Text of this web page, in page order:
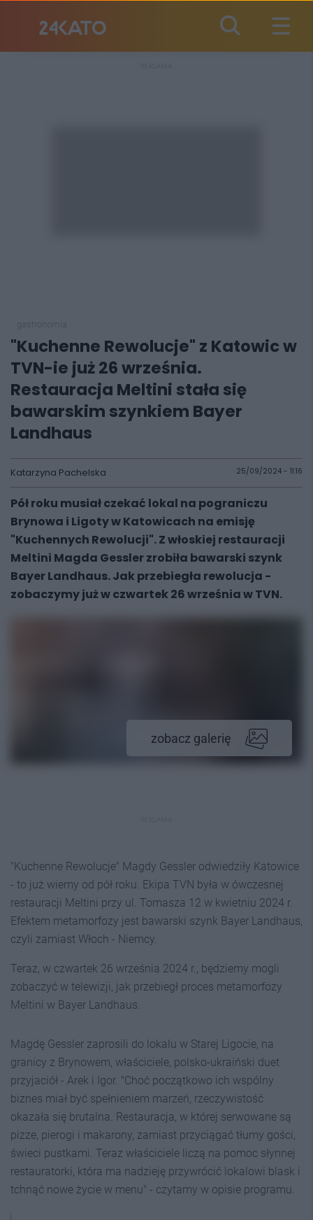
"Kuchenne Rewolucje" z Katowic w
TVN-ie już 26 września.
Restauracja Meltini stała się
bawarskim szynkiem Bayer
Landhaus
Katarzyna Pachelska 25/09/2024 - 11:16
Pół roku musiał czekać lokal na pograniczu
Brynowa i Ligoty w Katowicach na emisję
"Kuchennych Rewolucji". Z włoskiej restauracji
Meltini Magda Gessler zrobiła bawarski szynk
Bayer Landhaus. Jak przebiegła rewolucja -
zobaczymy już w czwartek 26 września w TVN.
zobacz galerię
"Kuchenne Rewolucje" Magdy Gessler odwiedziły Katowice
- to już wiemy od pół roku. Ekipa TVN była w ówczesnej
restauracji Meltini przy ul. Tomasza 12 w kwietniu 2024 r.
Efektem metamorfozy jest bawarski szynk Bayer Landhaus,
czyli zamiast Włoch - Niemcy.
Teraz, w czwartek 26 września 2024 r., będziemy mogli
zobaczyć w telewizji, jak przebiegł proces metamorfozy
Meltini w Bayer Landhaus.
Magdę Gessler zaprosili do lokalu w Starej Ligocie, na
granicy z Brynowem, właściciele, polsko-ukraiński duet
przyjaciół - Arek i Igor. "Choć początkowo ich wspólny
biznes miał być spełnieniem marzeń, rzeczywistość
okazała się brutalna. Restauracja, w której serwowane są
pizze, pierogi i makarony, zamiast przyciągać tłumy gości,
świeci pustkami. Teraz właściciele liczą na pomoc słynnej
restauratorki, która ma nadzieję przywrócić lokalowi blask i
tchnąć nowe życie w menu" - czytamy w opisie programu.